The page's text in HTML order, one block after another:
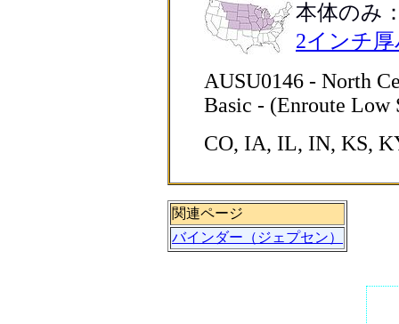
本体のみ
2インチ
AUSU0146 - North
Basic - (Enroute Low
CO, IA, IL, IN, KS,
関連ページ
バインダー（ジェプセン）